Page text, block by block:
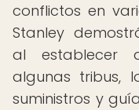
conflictos en
Stanley
al establecer
algunas tribus,
suministros y